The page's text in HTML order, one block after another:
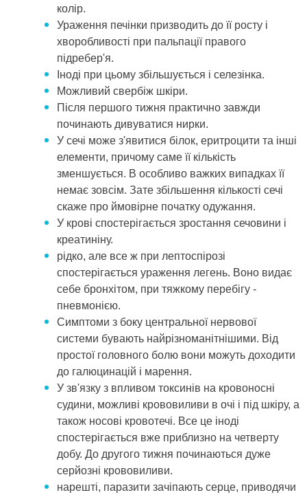
колір.
Ураження печінки призводить до її росту і
хворобливості при пальпації правого
підребер'я.
Іноді при цьому збільшується і селезінка.
Можливий свербіж шкіри.
Після першого тижня практично завжди
починають дивуватися нирки.
У сечі може з'явитися білок, еритроцити та інші
елементи, причому саме її кількість
зменшується. В особливо важких випадках її
немає зовсім. Зате збільшення кількості сечі
скаже про ймовірне початку одужання.
У крові спостерігається зростання сечовини і
креатиніну.
рідко, але все ж при лептоспірозі
спостерігається ураження легень. Воно видає
себе бронхітом, при тяжкому перебігу -
пневмонією.
Симптоми з боку центральної нервової
системи бувають найрізноманітнішими. Від
простої головного болю вони можуть доходити
до галюцинацій і марення.
У зв'язку з впливом токсинів на кровоносні
судини, можливі крововиливи в очі і під шкіру, а
також носові кровотечі. Все це іноді
спостерігається вже приблизно на четверту
добу. До другого тижня починаються дуже
серйозні крововиливи.
нарешті, паразити зачіпають серце, приводячи